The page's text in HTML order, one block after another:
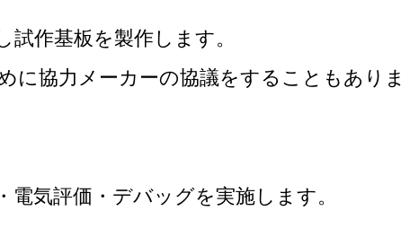
作基板を製作します。
協力メーカーの協議をすることもありま